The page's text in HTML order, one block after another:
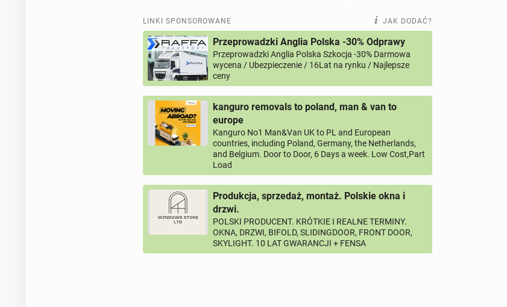
MONTARZ POMP CIEPLA ORAZ ODBIOR / REJESTRACJA MCS
APHC WATER REGULATIONS CERTYFIKATY ( THAMES WATER SAFE CONTRACTOR )
ODBIERAMY GOTOWE PRACE ( DOMESTIC / COMMERCIAL )
Zapraszamy do wspolpracy:
- hydraulikow bez uprawnien
- wlascicieli domow oraz lokatorow
- agencje mieszkaniowe, szkoly , fabryki, biura, hotele, restauracje,piekarnie, catering
LINKI SPONSOROWANE JAK DODAĆ?
Przeprowadzki Anglia Polska -30% Odprawy
Przeprowadzki Anglia Polska Szkocja -30% Darmowa
wycena / Ubezpieczenie / 16Lat na rynku / Najlepsze
ceny
kanguro removals to poland, man & van to
europe
Kanguro No1 Man&Van UK to PL and European
countries, including Poland, Germany, the Netherlands,
and Belgium. Door to Door, 6 Days a week. Low Cost,Part
Load
Produkcja, sprzedaż, montaż. Polskie okna i
drzwi.
POLSKI PRODUCENT. KRÓTKIE I REALNE TERMINY.
OKNA, DRZWI, BIFOLD, SLIDINGDOOR, FRONT DOOR,
SKYLIGHT. 10 LAT GWARANCJI + FENSA